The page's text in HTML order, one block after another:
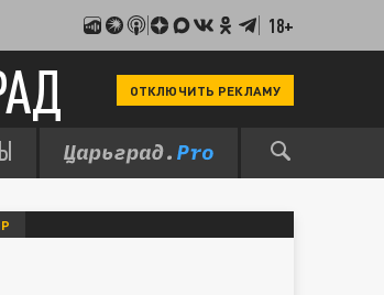
18+
ОТКЛЮЧИТЬ РЕКЛАМУ